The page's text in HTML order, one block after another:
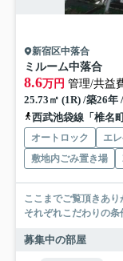
新宿区中落合
ミルーム中落合
8.6万円 管理/共益
25.73㎡ (1R) /築26年
西武池袋線「椎名
オートロック エ
敷地内ごみ置き場
ここまでご覧頂きありがとうございま
それぞれこだわりの
募集中の部屋